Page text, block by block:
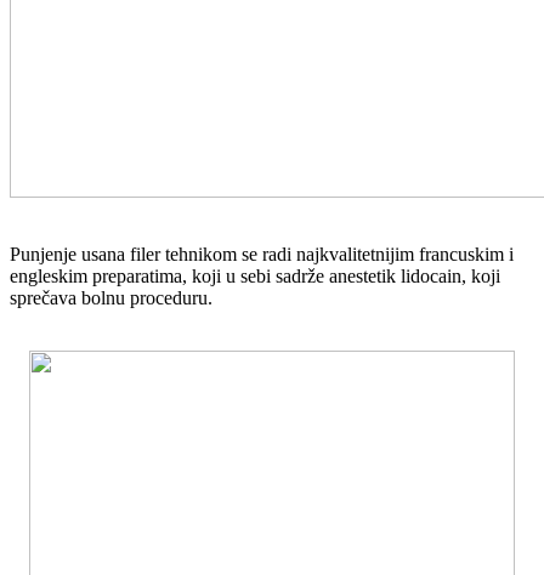
Punjenje usana filer tehnikom se radi najkvalitetnijim francuskim i
engleskim preparatima, koji u sebi sadrže anestetik lidocain, koji
sprečava bolnu proceduru.